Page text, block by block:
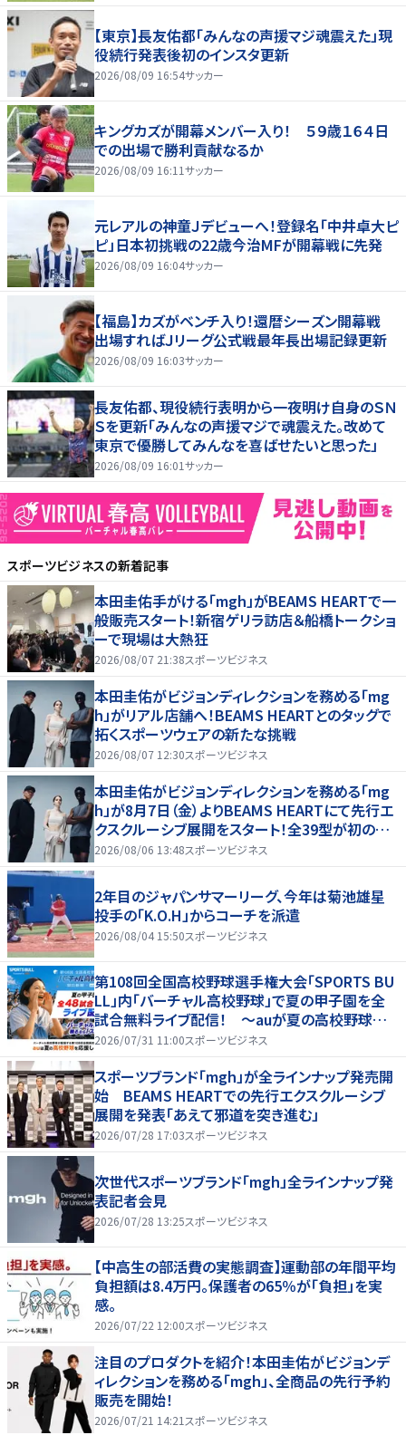
【東京】長友佑都「みんなの声援マジ魂震えた」現
役続行発表後初のインスタ更新
2026/08/09 16:54サッカー
キングカズが開幕メンバー入り！ ５９歳１６４日
での出場で勝利貢献なるか
2026/08/09 16:11サッカー
元レアルの神童Ｊデビューへ！登録名「中井卓大ピ
ピ」日本初挑戦の22歳今治MFが開幕戦に先発
2026/08/09 16:04サッカー
【福島】カズがベンチ入り！還暦シーズン開幕戦
出場すればＪリーグ公式戦最年長出場記録更新
2026/08/09 16:03サッカー
長友佑都、現役続行表明から一夜明け自身のＳＮ
Ｓを更新「みんなの声援マジで魂震えた。改めて
東京で優勝してみんなを喜ばせたいと思った」
2026/08/09 16:01サッカー
スポーツビジネスの新着記事
本田圭佑手がける「mgh」がBEAMS HEARTで一
般販売スタート！新宿ゲリラ訪店＆船橋トークショ
ーで現場は大熱狂
2026/08/07 21:38スポーツビジネス
本田圭佑がビジョンディレクションを務める「mg
h」がリアル店舗へ！BEAMS HEARTとのタッグで
拓くスポーツウェアの新たな挑戦
2026/08/07 12:30スポーツビジネス
本田圭佑がビジョンディレクションを務める「mg
h」が8月7日（金）よりBEAMS HEARTにて先行エ
クスクルーシブ展開をスタート！全39型が初の実
店舗へ、新宿POP UPやトークショーも！
2026/08/06 13:48スポーツビジネス
2年目のジャパンサマーリーグ、今年は菊池雄星
投手の「K.O.H」からコーチを派遣
2026/08/04 15:50スポーツビジネス
第108回全国高校野球選手権大会「SPORTS BU
LL」内「バーチャル高校野球」で夏の甲子園を全
試合無料ライブ配信！ ～auが夏の高校野球を
応援！夏を盛り上げるライブ配信番組 「応援甲子
2026/07/31 11:00スポーツビジネス
スポーツブランド「mgh」が全ラインナップ発売開
始 BEAMS HEARTでの先行エクスクルーシブ
展開を発表「あえて邪道を突き進む」
2026/07/28 17:03スポーツビジネス
次世代スポーツブランド「mgh」全ラインナップ発
表記者会見
2026/07/28 13:25スポーツビジネス
【中高生の部活費の実態調査】運動部の年間平均
負担額は8.4万円。保護者の65％が「負担」を実
感。
2026/07/22 12:00スポーツビジネス
注目のプロダクトを紹介！本田圭佑がビジョンデ
ィレクションを務める「mgh」、全商品の先行予約
販売を開始！
2026/07/21 14:21 スポーツビジネス